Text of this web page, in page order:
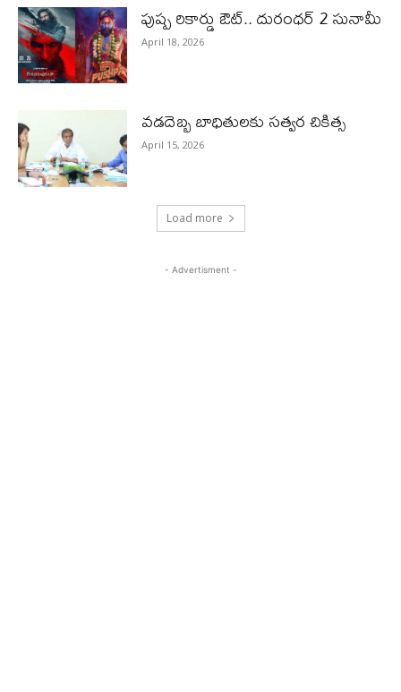
పుష్ప రికార్డు ఔట్‌.. దురంధ‌ర్ 2 సునామీ
April 18, 2026
వడదెబ్బ బాధితులకు సత్వర చికిత్స
April 15, 2026
Load more
- Advertisment -